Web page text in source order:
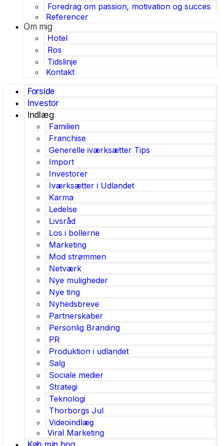
Foredrag om passion, motivation og succes
Referencer
Om mig
Hotel
Ros
Tidslinje
Kontakt
Forside
Investor
Indlæg
Familien
Franchise
Generelle iværksætter Tips
Import
Investorer
Iværksætter i Udlandet
Karma
Ledelse
Livsråd
Los i bollerne
Marketing
Mod strømmen
Netværk
Nye muligheder
Nye ting
Nyhedsbreve
Partnerskaber
Personlig Branding
PR
Produktion i udlandet
Salg
Sociale medier
Strategi
Teknologi
Thorborgs Jul
Videoindlæg
Viral Marketing